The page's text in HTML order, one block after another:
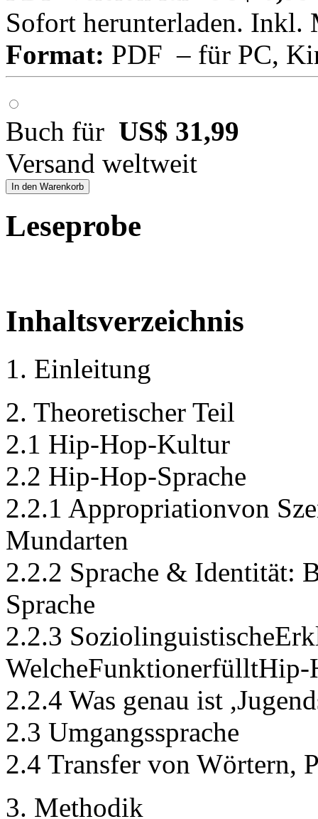
Sofort herunterladen. Inkl.
Format: PDF – für PC,
Buch für US$ 31,99
Versand weltweit
In den Warenkorb
Leseprobe
Inhaltsverzeichnis
1. Einleitung
2. Theoretischer Teil
2.1 Hip-Hop-Kultur
2.2 Hip-Hop-Sprache
2.2.1 Appropriationvon
Mundarten
2.2.2 Sprache & Identität:
Sprache
2.2.3
WelcheFunktionerfülltHip-
2.2.4 Was genau ist
2.3 Umgangssprache
2.4 Transfer von Wörtern,
3. Methodik